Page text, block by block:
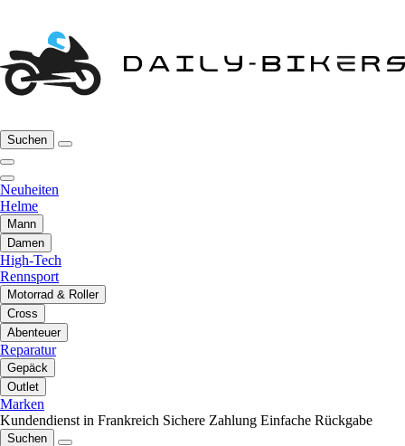
Suchen
Neuheiten
Helme
Mann
Damen
High-Tech
Rennsport
Motorrad & Roller
Cross
Abenteuer
Reparatur
Gepäck
Outlet
Marken
Kundendienst in Frankreich Sichere Zahlung Einfache Rückgabe
Suchen